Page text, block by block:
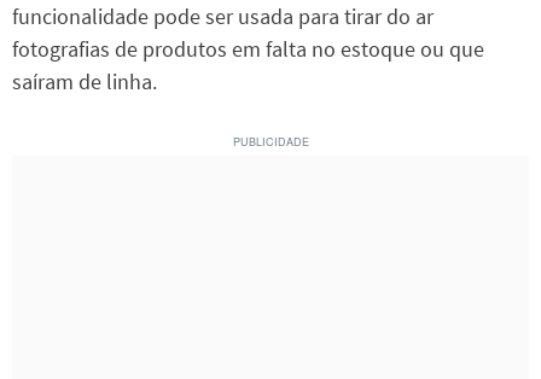
funcionalidade pode ser usada para tirar do ar
fotografias de produtos em falta no estoque ou que
saíram de linha.